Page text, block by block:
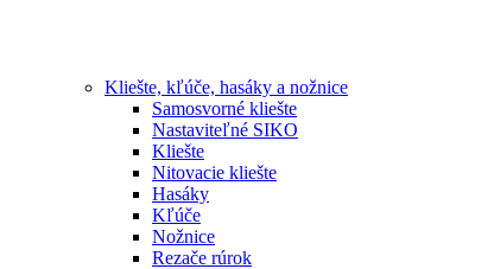
Kliešte, kľúče, hasáky a nožnice
Samosvorné kliešte
Nastaviteľné SIKO
Kliešte
Nitovacie kliešte
Hasáky
Kľúče
Nožnice
Rezače rúrok